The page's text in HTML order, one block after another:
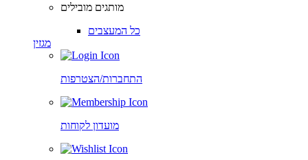
מותגים מובילים
כל המעצבים
מגזין
התחברות/הצטרפות
מועדון לקוחות